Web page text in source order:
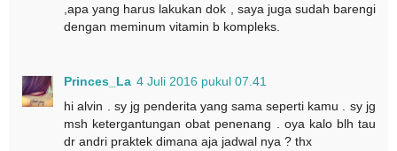
,apa yang harus lakukan dok , saya juga sudah barengi
dengan meminum vitamin b kompleks.
Princes_La 4 Juli 2016 pukul 07.41
hi alvin . sy jg penderita yang sama seperti kamu . sy jg
msh ketergantungan obat penenang . oya kalo blh tau
dr andri praktek dimana aja jadwal nya ? thx